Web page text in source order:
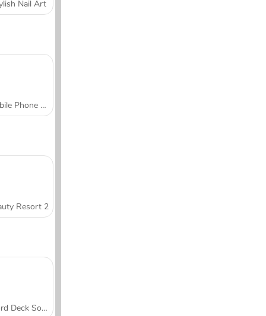
Nail Art
Mobile Phone Case Design & DIY
Resort 2
Word Deck Solitaire